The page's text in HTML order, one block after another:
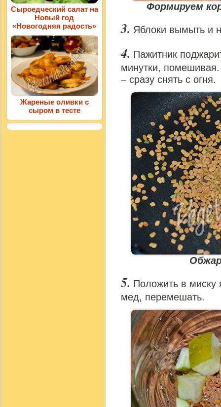
Формируем
Яблоки вымыть и
Пажитник
минутки, помешивая.
– сразу снять с огня.
Положить в миску
мед, перемешать.
Сыроедческий салат на
Новый год
«Новогодняя радость»
Жареные оливки с
сыром в тесте